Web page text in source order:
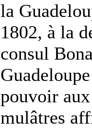
la
1802, à la
consul
pouvoir
mulâtres